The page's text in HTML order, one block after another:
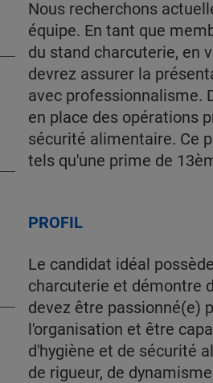
Nous recherchons
équipe. En tant que
du stand charcuterie, en
devrez assurer la
avec professionnalisme.
en place des opérations
sécurité alimentaire. Ce
tels qu'une prime de
PROFIL
Le candidat idéal
charcuterie et démontre
devez être passionné(e)
l'organisation et être
d'hygiène et de sécurité
de rigueur, de